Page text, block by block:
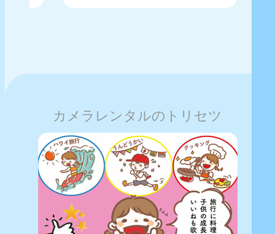
カメラレンタルのトリセツ